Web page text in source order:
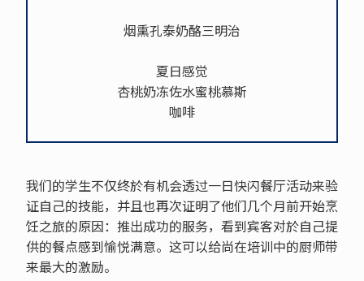
烟熏孔泰奶酪三明治
夏日感觉
杏桃奶冻佐水蜜桃慕斯
咖啡
我们的学生不仅终於有机会透过一日快闪餐厅活动来验
证自己的技能，并且也再次证明了他们几个月前开始烹
饪之旅的原因：推出成功的服务，看到宾客对於自己提
供的餐点感到愉悦满意。这可以给尚在培训中的厨师带
来最大的激励。